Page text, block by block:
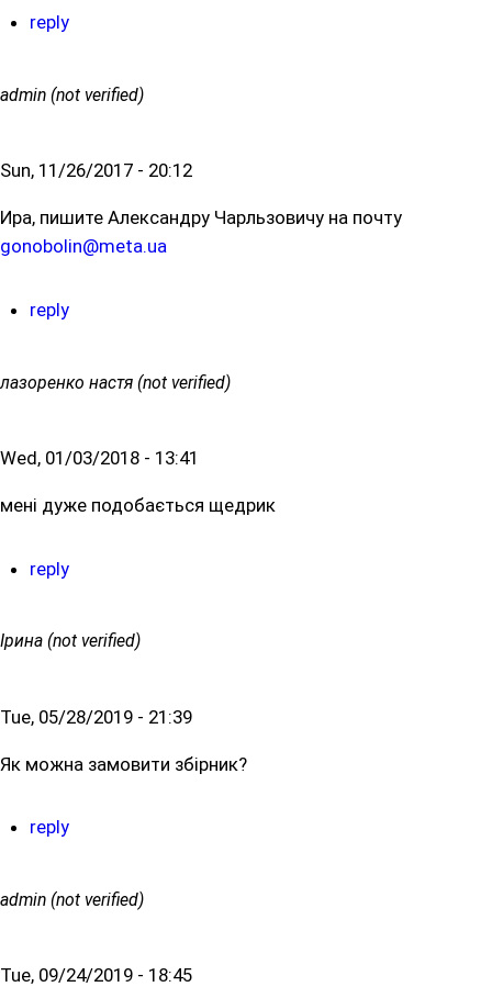
reply
admin (not verified)
Sun, 11/26/2017 - 20:12
Ира, пишите Александру Чарльзовичу на почту
gonobolin@meta.ua
reply
лазоренко настя (not verified)
Wed, 01/03/2018 - 13:41
мені дуже подобається щедрик
reply
Ірина (not verified)
Tue, 05/28/2019 - 21:39
Як можна замовити збірник?
reply
admin (not verified)
Tue, 09/24/2019 - 18:45